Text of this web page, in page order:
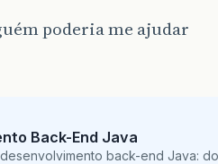
poderia me ajudar
Back-End Java
back-end Java: